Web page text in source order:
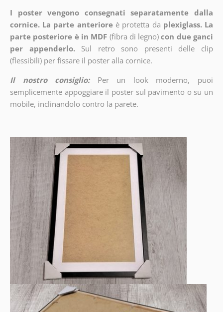
I poster vengono consegnati separatamente dalla
cornice. La parte anteriore è protetta da plexiglass. La
parte posteriore è in MDF (fibra di legno) con due ganci
per appenderlo.
Sul retro sono presenti delle clip
(flessibili) per fissare il poster alla cornice.
Il nostro consiglio:
Per un look moderno, puoi
semplicemente appoggiare il poster sul pavimento o su un
mobile, inclinandolo contro la parete.